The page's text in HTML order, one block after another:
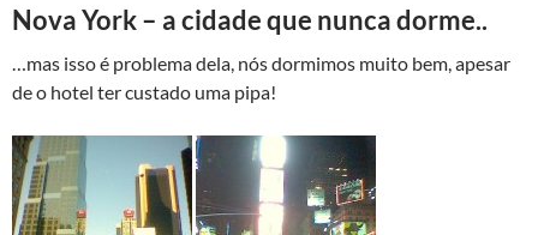
Nova York – a cidade que nunca dorme..
…mas isso é problema dela, nós dormimos muito bem, apesar
de o hotel ter custado uma pipa!